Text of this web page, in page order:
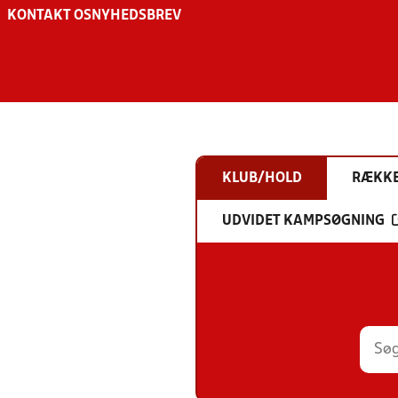
KONTAKT OS NYHEDSBREV
KLUB/HOLD
UDVIDET KAMPSØGNING